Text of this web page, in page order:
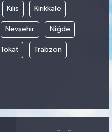
Kilis Kırıkkale
Nevşehir Niğde
Tokat Trabzon